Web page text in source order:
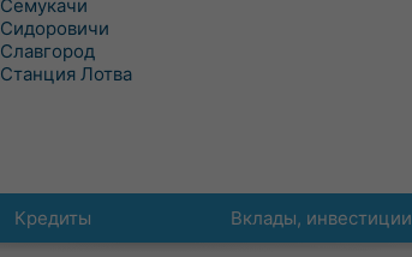
Семукачи
Сидоровичи
Славгород
Станция Лотва
Кредиты Вклады, инвестиции